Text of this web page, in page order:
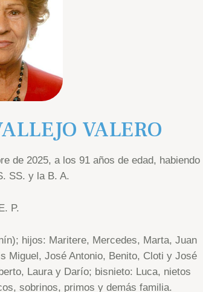
VALERO
de 2025, a los 91 años de edad, habiendo
SS. y la B. A.
P.
hijos: Maritere, Mercedes, Marta, Juan
Miguel, José Antonio, Benito, Cloti y José
Laura y Darío; bisnieto: Luca, nietos
sobrinos, primos y demás familia.